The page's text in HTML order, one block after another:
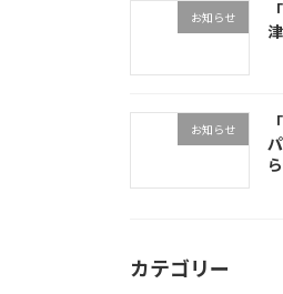
お知らせ
お知らせ
カテゴリー